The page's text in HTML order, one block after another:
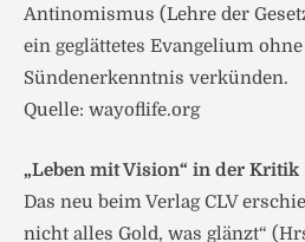
Antinomismus (Lehre der
ein geglättetes Evangelium ohne
Sündenerkenntnis verkünden.
Quelle: wayoflife.org
„Leben mit Vision“ in der Kritik
Das neu beim Verlag CLV
nicht alles Gold, was glänzt“